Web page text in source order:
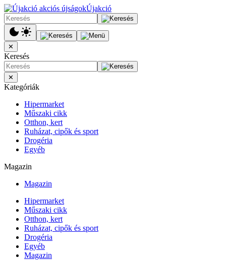
Újakció
✕
Keresés
✕
Kategóriák
Hipermarket
Műszaki cikk
Otthon, kert
Ruházat, cipők és sport
Drogéria
Egyéb
Magazin
Magazin
Hipermarket
Műszaki cikk
Otthon, kert
Ruházat, cipők és sport
Drogéria
Egyéb
Magazin